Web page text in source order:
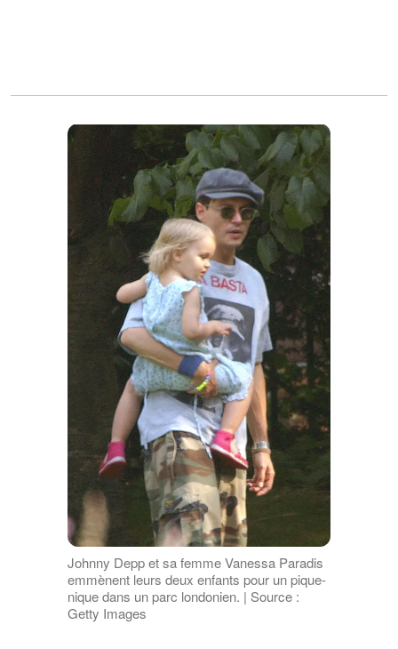
Johnny Depp et sa femme Vanessa Paradis
emmènent leurs deux enfants pour un pique-
nique dans un parc londonien. | Source :
Getty Images